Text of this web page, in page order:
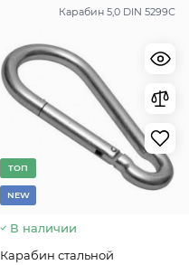
Карабин 5,0 DIN 5299С
TОП
NEW
В наличии
Карабин стальной